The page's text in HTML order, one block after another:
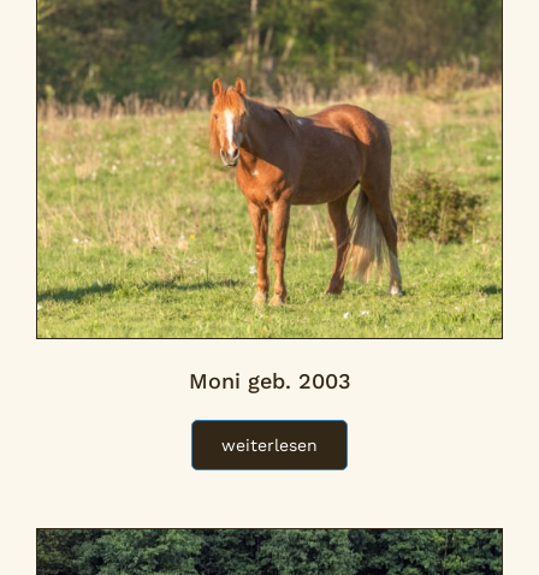
Moni geb. 2003
weiterlesen